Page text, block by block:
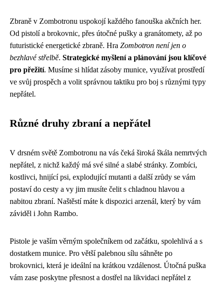
Zbraně v Zombotronu uspokojí každého fanouška akčních her.
Od pistolí a brokovnic, přes útočné pušky a granátomety, až po
futuristické energetické zbraně. Hra Zombotron není jen o
bezhlavé střelbě. Strategické myšlení a plánování jsou klíčové
pro přežití. Musíme si hlídat zásoby munice, využívat prostředí
ve svůj prospěch a volit správnou taktiku pro boj s různými typy
nepřátel.
Různé druhy zbraní a nepřátel
V drsném světě Zombotronu na vás čeká široká škála nemrtvých
nepřátel, z nichž každý má své silné a slabé stránky. Zombíci,
kostlivci, hnijící psi, explodující mutanti a další zrůdy se vám
postaví do cesty a vy jim musíte čelit s chladnou hlavou a
nabitou zbraní. Naštěstí máte k dispozici arzenál, který by vám
záviděl i John Rambo.
Pistole je vaším věrným společníkem od začátku, spolehlivá a s
dostatkem munice. Pro větší palebnou sílu sáhněte po
brokovnici, která je ideální na krátkou vzdálenost. Útočná puška
vám zase poskytne přesnost a dostřel na likvidaci nepřátel z